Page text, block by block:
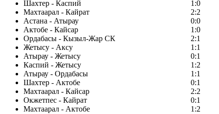
Шахтер - Каспий
1:0
Махтаарал - Кайрат
2:2
Астана - Атырау
0:0
Актобе - Кайсар
1:0
Ордабасы - Кызыл-Жар СК
2:1
Жетысу - Аксу
1:1
Атырау - Жетысу
0:1
Каспий - Жетысу
1:2
Атырау - Ордабасы
1:1
Шахтер - Актобе
0:1
Махтаарал - Кайсар
2:2
Окжетпес - Кайрат
0:1
Махтаарал - Актобе
1:2